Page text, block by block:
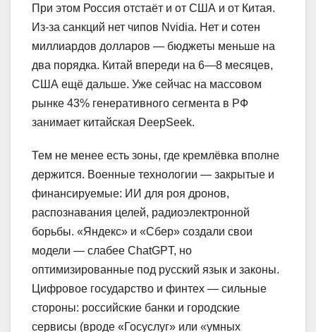
При этом Россия отстаёт и от США и от Китая.
Из-за санкций нет чипов Nvidia. Нет и сотен
миллиардов долларов — бюджеты меньше на
два порядка. Китай впереди на 6—8 месяцев,
США ещё дальше. Уже сейчас на массовом
рынке 43% генеративного сегмента в РФ
занимает китайская DeepSeek.
Тем не менее есть зоны, где кремлёвка вполне
держится. Военные технологии — закрытые и
финансируемые: ИИ для роя дронов,
распознавания целей, радиоэлектронной
борьбы. «Яндекс» и «Сбер» создали свои
модели — слабее ChatGPT, но
оптимизированные под русский язык и законы.
Цифровое государство и финтех — сильные
стороны: российские банки и городские
сервисы (вроде «Госуслуг» или «умных